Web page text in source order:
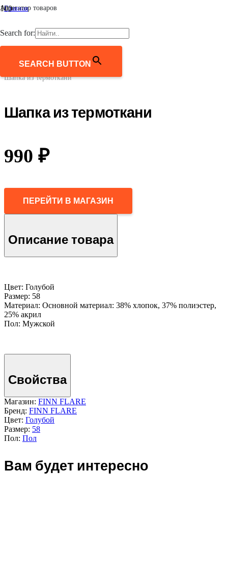
Агрегатор товаров
Search for:
SEARCH BUTTON
Главная
/
Шапки
Шапка из термоткани
Шапка из термоткани
990 ₽
ПЕРЕЙТИ В МАГАЗИН
Описание товара
Цвет: Голубой
Размер: 58
Материал: Основной материал: 38% хлопок, 37% полиэстер,
25% акрил
Пол: Мужской
Свойства
Магазин: FINN FLARE
Бренд: FINN FLARE
Цвет: Голубой
Размер: 58
Пол: Пол
Вам будет интересно